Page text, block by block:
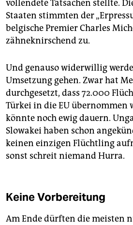
vollendete Tatsachen stellte.
Staaten stimmten der
belgische Premier Charles
zähneknirschend zu.
Und genauso widerwillig
Umsetzung gehen. Zwar hat
durchgesetzt, dass 72.000
Türkei in die EU übernommen
könnte noch ewig dauern.
Slowakei haben schon
keinen einzigen Flüchtling
sonst schreit niemand Hurra.
Keine Vorbereitung
Am Ende dürften die meisten